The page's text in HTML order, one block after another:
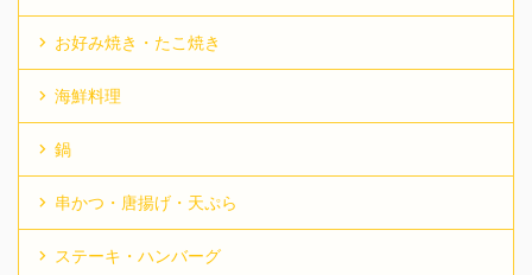
お好み焼き・たこ焼き
海鮮料理
鍋
串かつ・唐揚げ・天ぷら
ステーキ・ハンバーグ